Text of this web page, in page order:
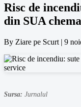
Risc de
din SUA
By Ziare pe Scurt | 9
Sursa: Jurnalul